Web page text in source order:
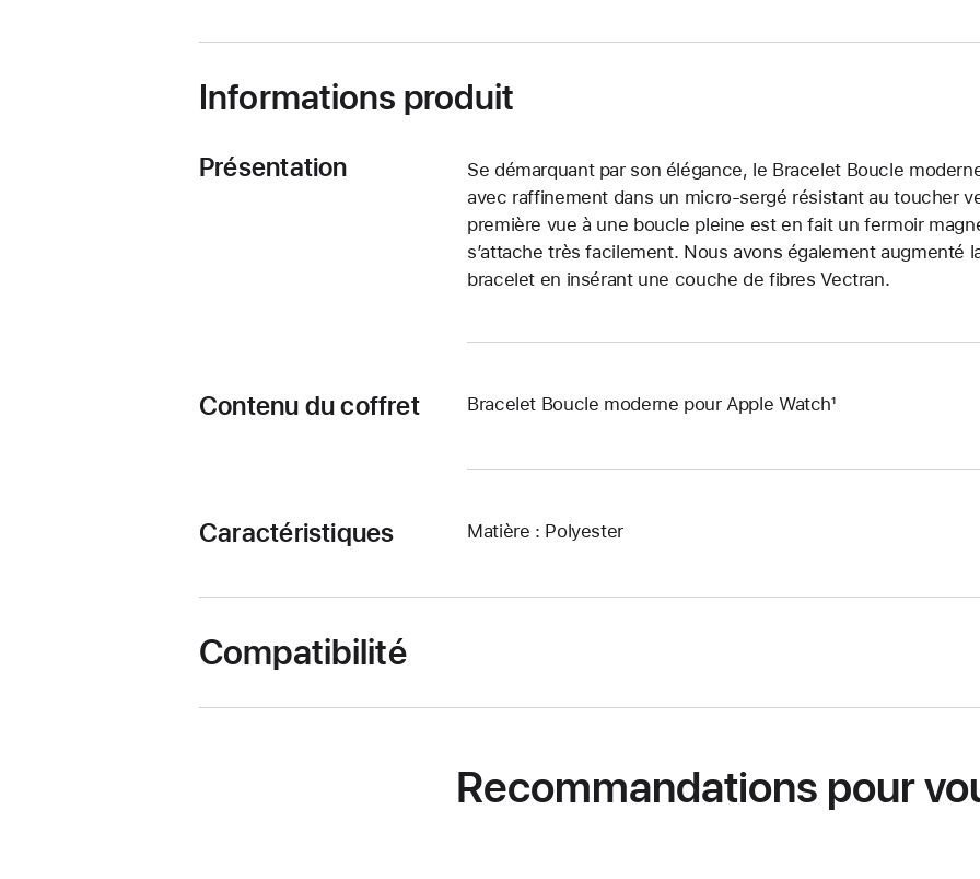
Informations produit
Présentation
Se démarquant par son élégance, le Bracelet Boucle
avec raffinement dans un micro-sergé résistant au toucher
première vue à une boucle pleine est en fait un fermoir
s’attache très facilement. Nous avons également augmenté
bracelet en insérant une couche de fibres Vectran.
Contenu du coffret Bracelet Boucle moderne pour Apple Watch¹
Caractéristiques Matière : Polyester
Compatibilité
Recommandations pour